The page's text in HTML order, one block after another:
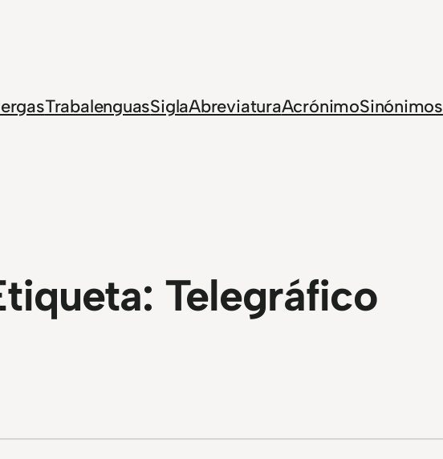
TrabalenguasSiglaAbreviaturaAcrónimoSinónimos
Telegráfico